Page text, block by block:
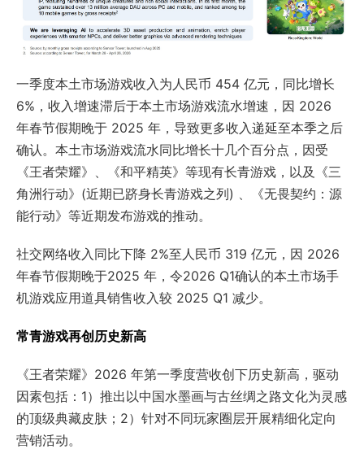
一季度本土市场游戏收入为人民币 454 亿元，同比增长
6%，收入增速滞后于本土市场游戏流水增速，因 2026
年春节假期晚于 2025 年，导致更多收入递延至本季之后
确认。本土市场游戏流水同比增长十几个百分点，因受
《王者荣耀》、《和平精英》等现有长青游戏，以及《三
角洲行动》(近期已跻身长青游戏之列) 、《无畏契约：源
能行动》等近期发布游戏的推动。
社交网络收入同比下降 2%至人民币 319 亿元，因 2026
年春节假期晚于2025 年，令2026 Q1确认的本土市场手
机游戏应用道具销售收入较 2025 Q1 减少。
常青游戏再创历史新高
《王者荣耀》2026 年第一季度营收创下历史新高，驱动
因素包括：1）推出以中国水墨画与古丝绸之路文化为灵感
的顶级典藏皮肤；2）针对不同玩家圈层开展精细化定向
营销活动。